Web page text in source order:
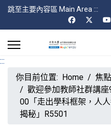
跳至主要內容區 Main Area :::
:::
你目前位置: Home 焦
歡迎參加教師社群講
00「走出學科框架，人
揭秘」R5501